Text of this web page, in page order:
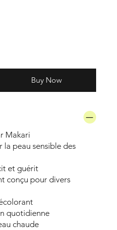
Buy Now
Makari
peau sensible des
et guérit
conçu pour divers
quotidienne
chaude